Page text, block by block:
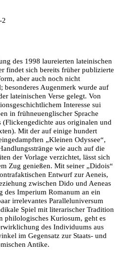
2
des 1998 laureierten lateinischen
findet sich bereits früher publizierte
aber auch noch nicht
besonderes Augenmerk wurde auf
lateinischen Verse gelegt. Von
Interesse sui
in frühneuenglischer Sprache
(Flickengedichte aus originalen und
Mit der auf einige hundert
„Kleinen Odyssee“,
wie auch auf die
der Vorlage verzichtet, lässt sich
Zug genießen. Mit seiner „Didois“
Entwurf zur Aeneis,
zwischen Dido und Aeneas
des Imperium Romanum an ein
irrelevantes Paralleluniversum
Spiel mit literarischer Tradition
philologisches Kuriosum, geht es
des Individuums aus
im Gegensatz zur Staats- und
Antike.